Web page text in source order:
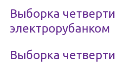
Выборка четверти
электрорубанком
Выборка четверти